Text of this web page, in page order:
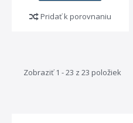
Pridať k porovnaniu
Zobraziť 1 - 23 z 23 položiek